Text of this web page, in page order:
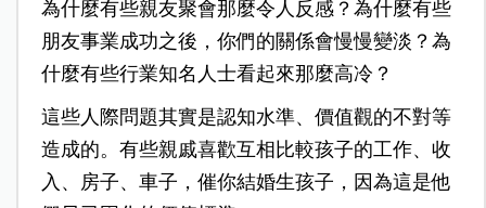
為什麼有些親友聚會那麼令人反感？為什麼有些
朋友事業成功之後，你們的關係會慢慢變淡？為
什麼有些行業知名人士看起來那麼高冷？
這些人際問題其實是認知水準、價值觀的不對等
造成的。有些親戚喜歡互相比較孩子的工作、收
入、房子、車子，催你結婚生孩子，因為這是他